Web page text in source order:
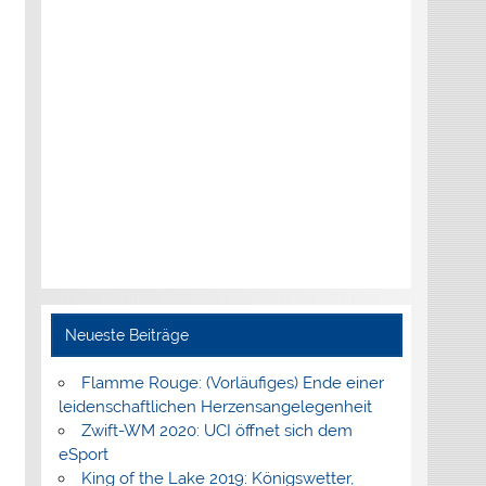
Neueste Beiträge
Flamme Rouge: (Vorläufiges) Ende einer
leidenschaftlichen Herzensangelegenheit
Zwift-WM 2020: UCI öffnet sich dem
eSport
King of the Lake 2019: Königswetter,